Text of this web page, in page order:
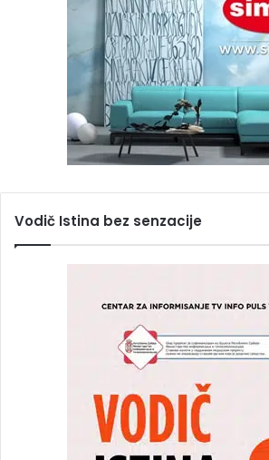
Vodič Istina bez senzacije